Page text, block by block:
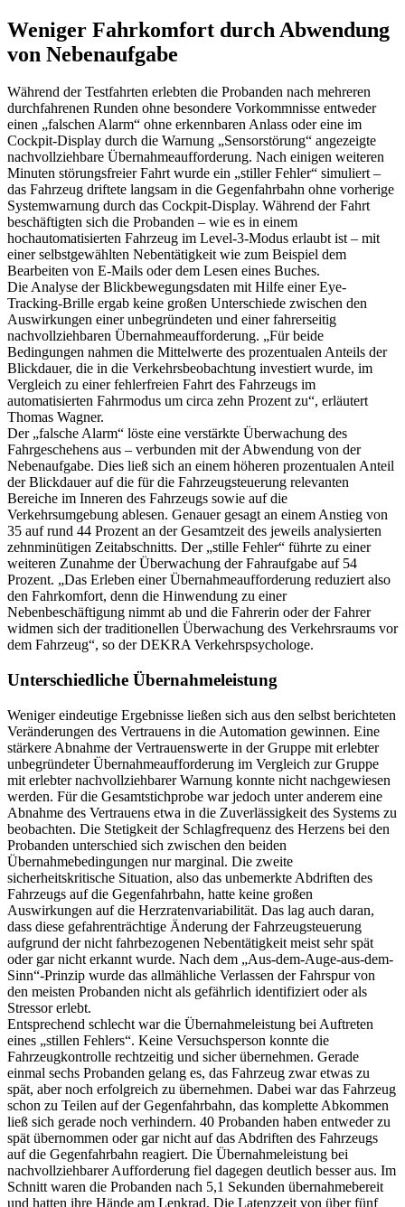
Weniger Fahrkomfort durch Abwendung
von Nebenaufgabe
Während der Testfahrten erlebten die Probanden nach mehreren
durchfahrenen Runden ohne besondere Vorkommnisse entweder
einen „falschen Alarm“ ohne erkennbaren Anlass oder eine im
Cockpit-Display durch die Warnung „Sensorstörung“ angezeigte
nachvollziehbare Übernahmeaufforderung. Nach einigen weiteren
Minuten störungsfreier Fahrt wurde ein „stiller Fehler“ simuliert –
das Fahrzeug driftete langsam in die Gegenfahrbahn ohne vorherige
Systemwarnung durch das Cockpit-Display. Während der Fahrt
beschäftigten sich die Probanden – wie es in einem
hochautomatisierten Fahrzeug im Level-3-Modus erlaubt ist – mit
einer selbstgewählten Nebentätigkeit wie zum Beispiel dem
Bearbeiten von E-Mails oder dem Lesen eines Buches.
Die Analyse der Blickbewegungsdaten mit Hilfe einer Eye-
Tracking-Brille ergab keine großen Unterschiede zwischen den
Auswirkungen einer unbegründeten und einer fahrerseitig
nachvollziehbaren Übernahmeaufforderung. „Für beide
Bedingungen nahmen die Mittelwerte des prozentualen Anteils der
Blickdauer, die in die Verkehrsbeobachtung investiert wurde, im
Vergleich zu einer fehlerfreien Fahrt des Fahrzeugs im
automatisierten Fahrmodus um circa zehn Prozent zu“, erläutert
Thomas Wagner.
Der „falsche Alarm“ löste eine verstärkte Überwachung des
Fahrgeschehens aus – verbunden mit der Abwendung von der
Nebenaufgabe. Dies ließ sich an einem höheren prozentualen Anteil
der Blickdauer auf die für die Fahrzeugsteuerung relevanten
Bereiche im Inneren des Fahrzeugs sowie auf die
Verkehrsumgebung ablesen. Genauer gesagt an einem Anstieg von
35 auf rund 44 Prozent an der Gesamtzeit des jeweils analysierten
zehnminütigen Zeitabschnitts. Der „stille Fehler“ führte zu einer
weiteren Zunahme der Überwachung der Fahraufgabe auf 54
Prozent. „Das Erleben einer Übernahmeaufforderung reduziert also
den Fahrkomfort, denn die Hinwendung zu einer
Nebenbeschäftigung nimmt ab und die Fahrerin oder der Fahrer
widmen sich der traditionellen Überwachung des Verkehrsraums vor
dem Fahrzeug“, so der DEKRA Verkehrspsychologe.
Unterschiedliche Übernahmeleistung
Weniger eindeutige Ergebnisse ließen sich aus den selbst berichteten
Veränderungen des Vertrauens in die Automation gewinnen. Eine
stärkere Abnahme der Vertrauenswerte in der Gruppe mit erlebter
unbegründeter Übernahmeaufforderung im Vergleich zur Gruppe
mit erlebter nachvollziehbarer Warnung konnte nicht nachgewiesen
werden. Für die Gesamtstichprobe war jedoch unter anderem eine
Abnahme des Vertrauens etwa in die Zuverlässigkeit des Systems zu
beobachten. Die Stetigkeit der Schlagfrequenz des Herzens bei den
Probanden unterschied sich zwischen den beiden
Übernahmebedingungen nur marginal. Die zweite
sicherheitskritische Situation, also das unbemerkte Abdriften des
Fahrzeugs auf die Gegenfahrbahn, hatte keine großen
Auswirkungen auf die Herzratenvariabilität. Das lag auch daran,
dass diese gefahrenträchtige Änderung der Fahrzeugsteuerung
aufgrund der nicht fahrbezogenen Nebentätigkeit meist sehr spät
oder gar nicht erkannt wurde. Nach dem „Aus-dem-Auge-aus-dem-
Sinn“-Prinzip wurde das allmähliche Verlassen der Fahrspur von
den meisten Probanden nicht als gefährlich identifiziert oder als
Stressor erlebt.
Entsprechend schlecht war die Übernahmeleistung bei Auftreten
eines „stillen Fehlers“. Keine Versuchsperson konnte die
Fahrzeugkontrolle rechtzeitig und sicher übernehmen. Gerade
einmal sechs Probanden gelang es, das Fahrzeug zwar etwas zu
spät, aber noch erfolgreich zu übernehmen. Dabei war das Fahrzeug
schon zu Teilen auf der Gegenfahrbahn, das komplette Abkommen
ließ sich gerade noch verhindern. 40 Probanden haben entweder zu
spät übernommen oder gar nicht auf das Abdriften des Fahrzeugs
auf die Gegenfahrbahn reagiert. Die Übernahmeleistung bei
nachvollziehbarer Aufforderung fiel dagegen deutlich besser aus. Im
Schnitt waren die Probanden nach 5,1 Sekunden übernahmebereit
und hatten ihre Hände am Lenkrad. Die Latenzzeit von über fünf